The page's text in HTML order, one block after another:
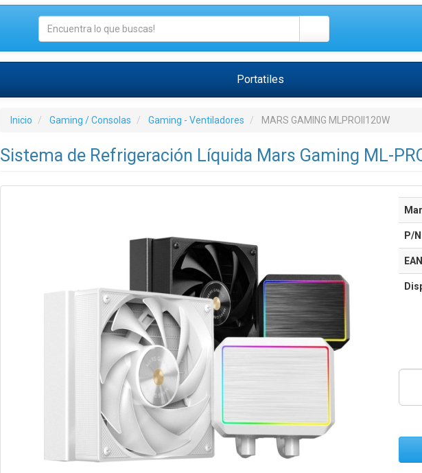
Portatiles
Inicio Gaming / Consolas Gaming - Ventiladores MARS GAMING MLPROII120W
Sistema de Refrigeración Líquida Mars Gaming ML-
P/